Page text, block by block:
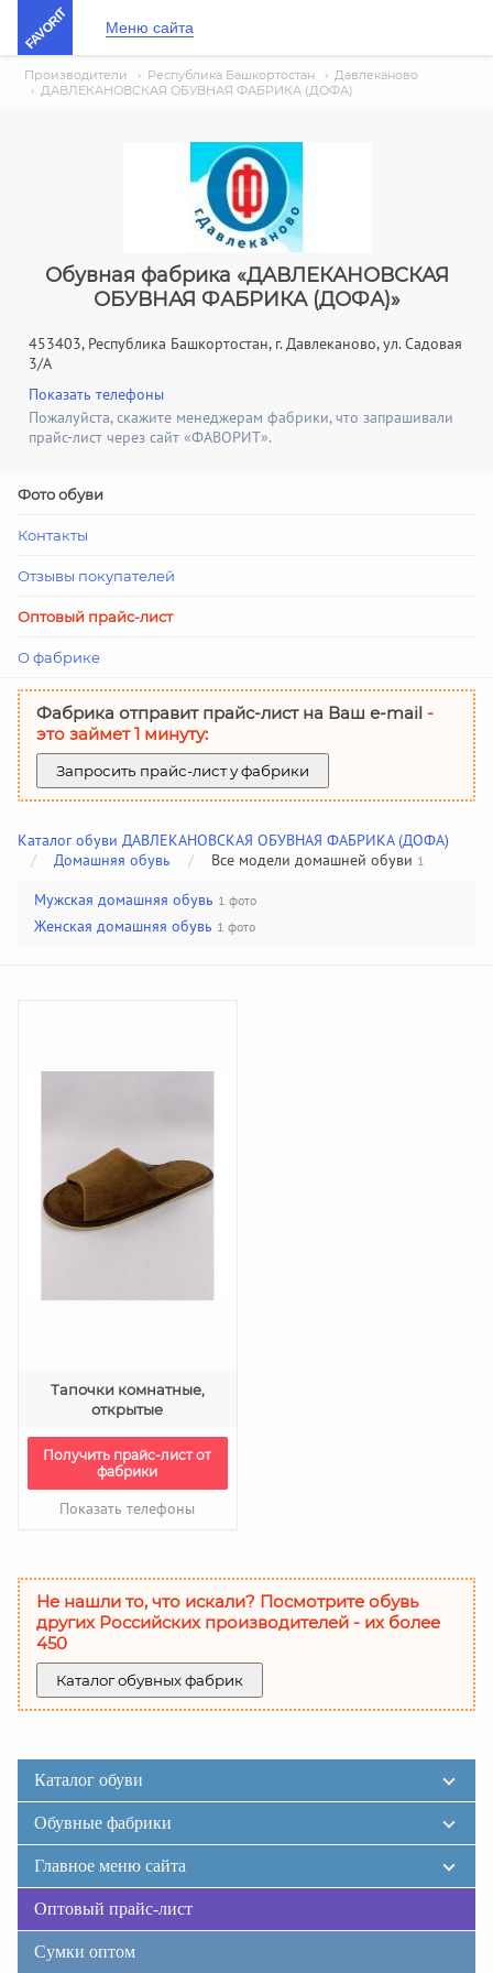
FAVORIT Меню сайта
Производители › Республика Башкортостан › Давлеканово
› ДАВЛЕКАНОВСКАЯ ОБУВНАЯ ФАБРИКА (ДОФА)
Обувная фабрика «ДАВЛЕКАНОВСКАЯ
ОБУВНАЯ ФАБРИКА (ДОФА)»
453403, Республика Башкортостан, г. Давлеканово, ул. Садовая
3/А
Показать телефоны
Пожалуйста, скажите менеджерам фабрики, что запрашивали
прайс-лист через сайт «ФАВОРИТ».
Фото обуви
Контакты
Отзывы покупателей
Оптовый прайс-лист
О фабрике
Фабрика отправит прайс-лист на Ваш е-mail -
это займет 1 минуту:
Запросить прайс-лист у фабрики
Каталог обуви ДАВЛЕКАНОВСКАЯ ОБУВНАЯ ФАБРИКА (ДОФА)
/
Домашняя обувь / Все модели домашней обуви 1
Мужская домашняя обувь 1 фото
Женская домашняя обувь 1 фото
Тапочки комнатные,
открытые
Получить прайс-лист от
фабрики
Показать телефоны
Не нашли то, что искали? Посмотрите обувь
других Российских производителей - их более
450
Каталог обувных фабрик
Каталог обуви
Обувные фабрики
Главное меню сайта
Оптовый прайс-лист
Сумки оптом